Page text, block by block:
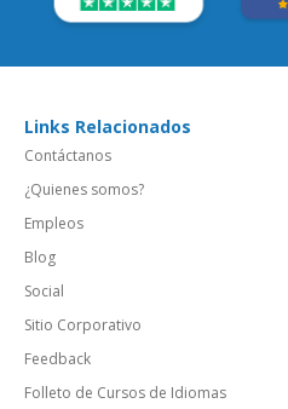
Links Relacionados
Contáctanos
¿Quienes somos?
Empleos
Blog
Social
Sitio Corporativo
Feedback
Folleto de Cursos de Idiomas